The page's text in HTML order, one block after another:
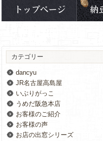
カテゴリー
dancyu
JR名古屋高島屋
いぶりがっこ
うめだ阪急本店
お客様のご紹介
お客様の声
お店の出窓シリーズ